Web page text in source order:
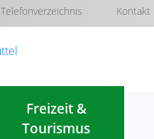
Telefonverzeichnis Kontakt
Freizeit &
Tourismus